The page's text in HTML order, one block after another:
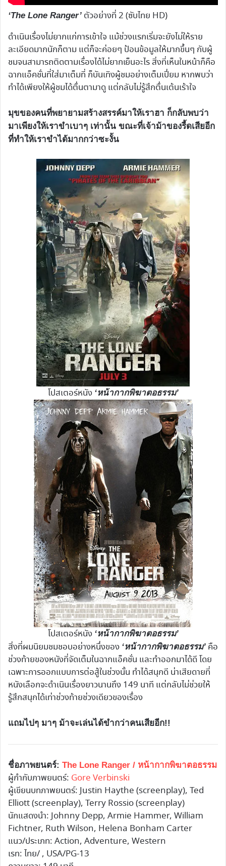
‘The Lone Ranger’ ตัวอย่างที่ 2 (ซับไทย HD)
ดำเนินเรื่องไม่ยากแก่การเข้าใจ แม้ช่วงแรกเริ่มจะยังไม่ให้ราย
ละเอียดมากนักก็ตาม แต่ก็จะค่อยๆ ป้อนข้อมูลให้มากขึ้นๆ กับผู้
ชมจนสามารถติดตามเรื่องได้ไม่ยากเย็นอะไร สิ่งที่เห็นในหน้าก็คือ
ฉากแอ็คชั่นที่ใส่มาเต็มที่ ก็บันเทิงผู้ชมอย่างเต็มเปี่ยม หากพบว่า
ทำได้เพียงให้ผู้ชมได้ตื่นตามาดู แต่กลับไม่รู้สึกตื่นเต้นเร้าใจ
มุขของคนที่พยายามสร้างสรรค์มาให้เราฮา ก็กลับพบว่า
มาเพียงให้เราขำเบาๆ เท่านั้น ขณะที่เจ้าม้าของรี้ดเสียอีก
ที่ทำให้เราขำได้มากกว่าซะงั้น
โปสเตอร์หนัง ‘หน้ากากพิฆาตอธรรม’
โปสเตอร์หนัง ‘หน้ากากพิฆาตอธรรม’
สิ่งที่ผมนิยมชมชอบอย่างหนึ่งของ ‘หน้ากากพิฆาตอธรรม’ คือ
ช่วงท้ายของหนังที่จัดเต็มในฉากแอ็คชั่น และทำออกมาได้ดี โดย
เฉพาะการออกแบบการต่อสู้ในช่วงนั้น ทำได้สนุกดี น่าเสียดายที่
หนังเลือกจะดำเนินเรื่องยาวนานถึง 149 นาที แต่กลับไม่ช่วยให้
รู้สึกสนุกได้เท่าช่วงท้ายช่วงเดียวของเรื่อง
แถมไปๆ มาๆ ม้าจะเล่นได้ขำกว่าคนเสียอีก!!
ชื่อภาพยนตร์: The Lone Ranger / หน้ากากพิฆาตอธรรม
ผู้กำกับภาพยนตร์: Gore Verbinski
ผู้เขียนบทภาพยนตร์: Justin Haythe (screenplay), Ted
Elliott (screenplay), Terry Rossio (screenplay)
นักแสดงนำ: Johnny Depp, Armie Hammer, William
Fichtner, Ruth Wilson, Helena Bonham Carter
แนว/ประเภท: Action, Adventure, Western
เรท: ไทย/ , USA/PG-13